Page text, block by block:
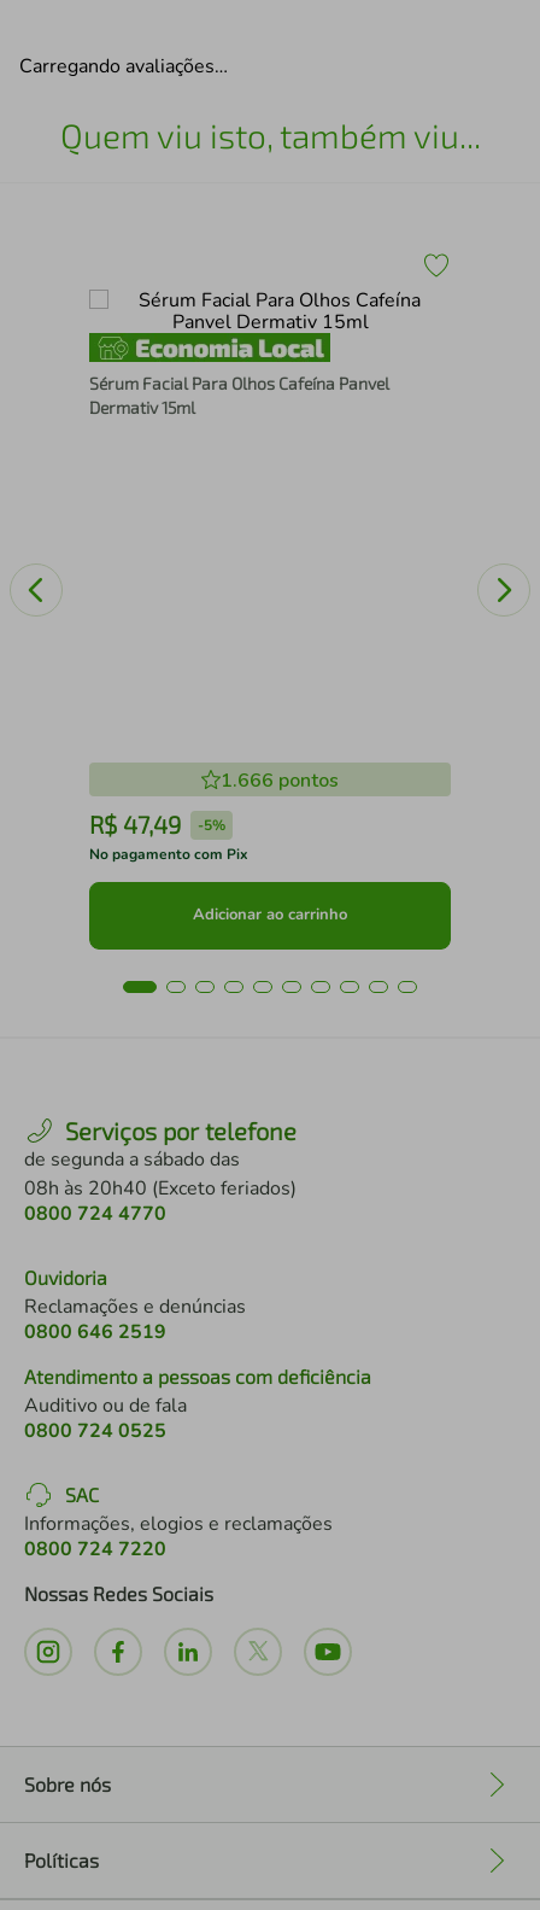
Carregando avaliações…
Quem viu isto, também viu...
Sérum Facial Para Olhos Cafeína Panvel
Dermativ 15ml
1.666 pontos
R$ 47,49 -5%
No pagamento com Pix
Adicionar ao carrinho
Serviços por telefone
de segunda a sábado das
08h às 20h40 (Exceto feriados)
0800 724 4770
Ouvidoria
Reclamações e denúncias
0800 646 2519
Atendimento a pessoas com deficiência
Auditivo ou de fala
0800 724 0525
SAC
Informações, elogios e reclamações
0800 724 7220
Nossas Redes Sociais
Sobre nós
Políticas